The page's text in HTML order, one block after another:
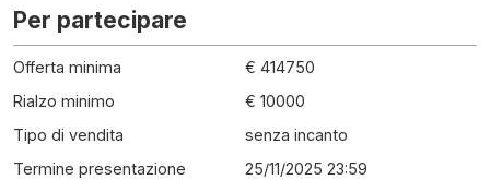
Per partecipare
Offerta minima
€ 414750
Rialzo minimo
€ 10000
Tipo di vendita
senza incanto
Termine presentazione
25/11/2025 23:59